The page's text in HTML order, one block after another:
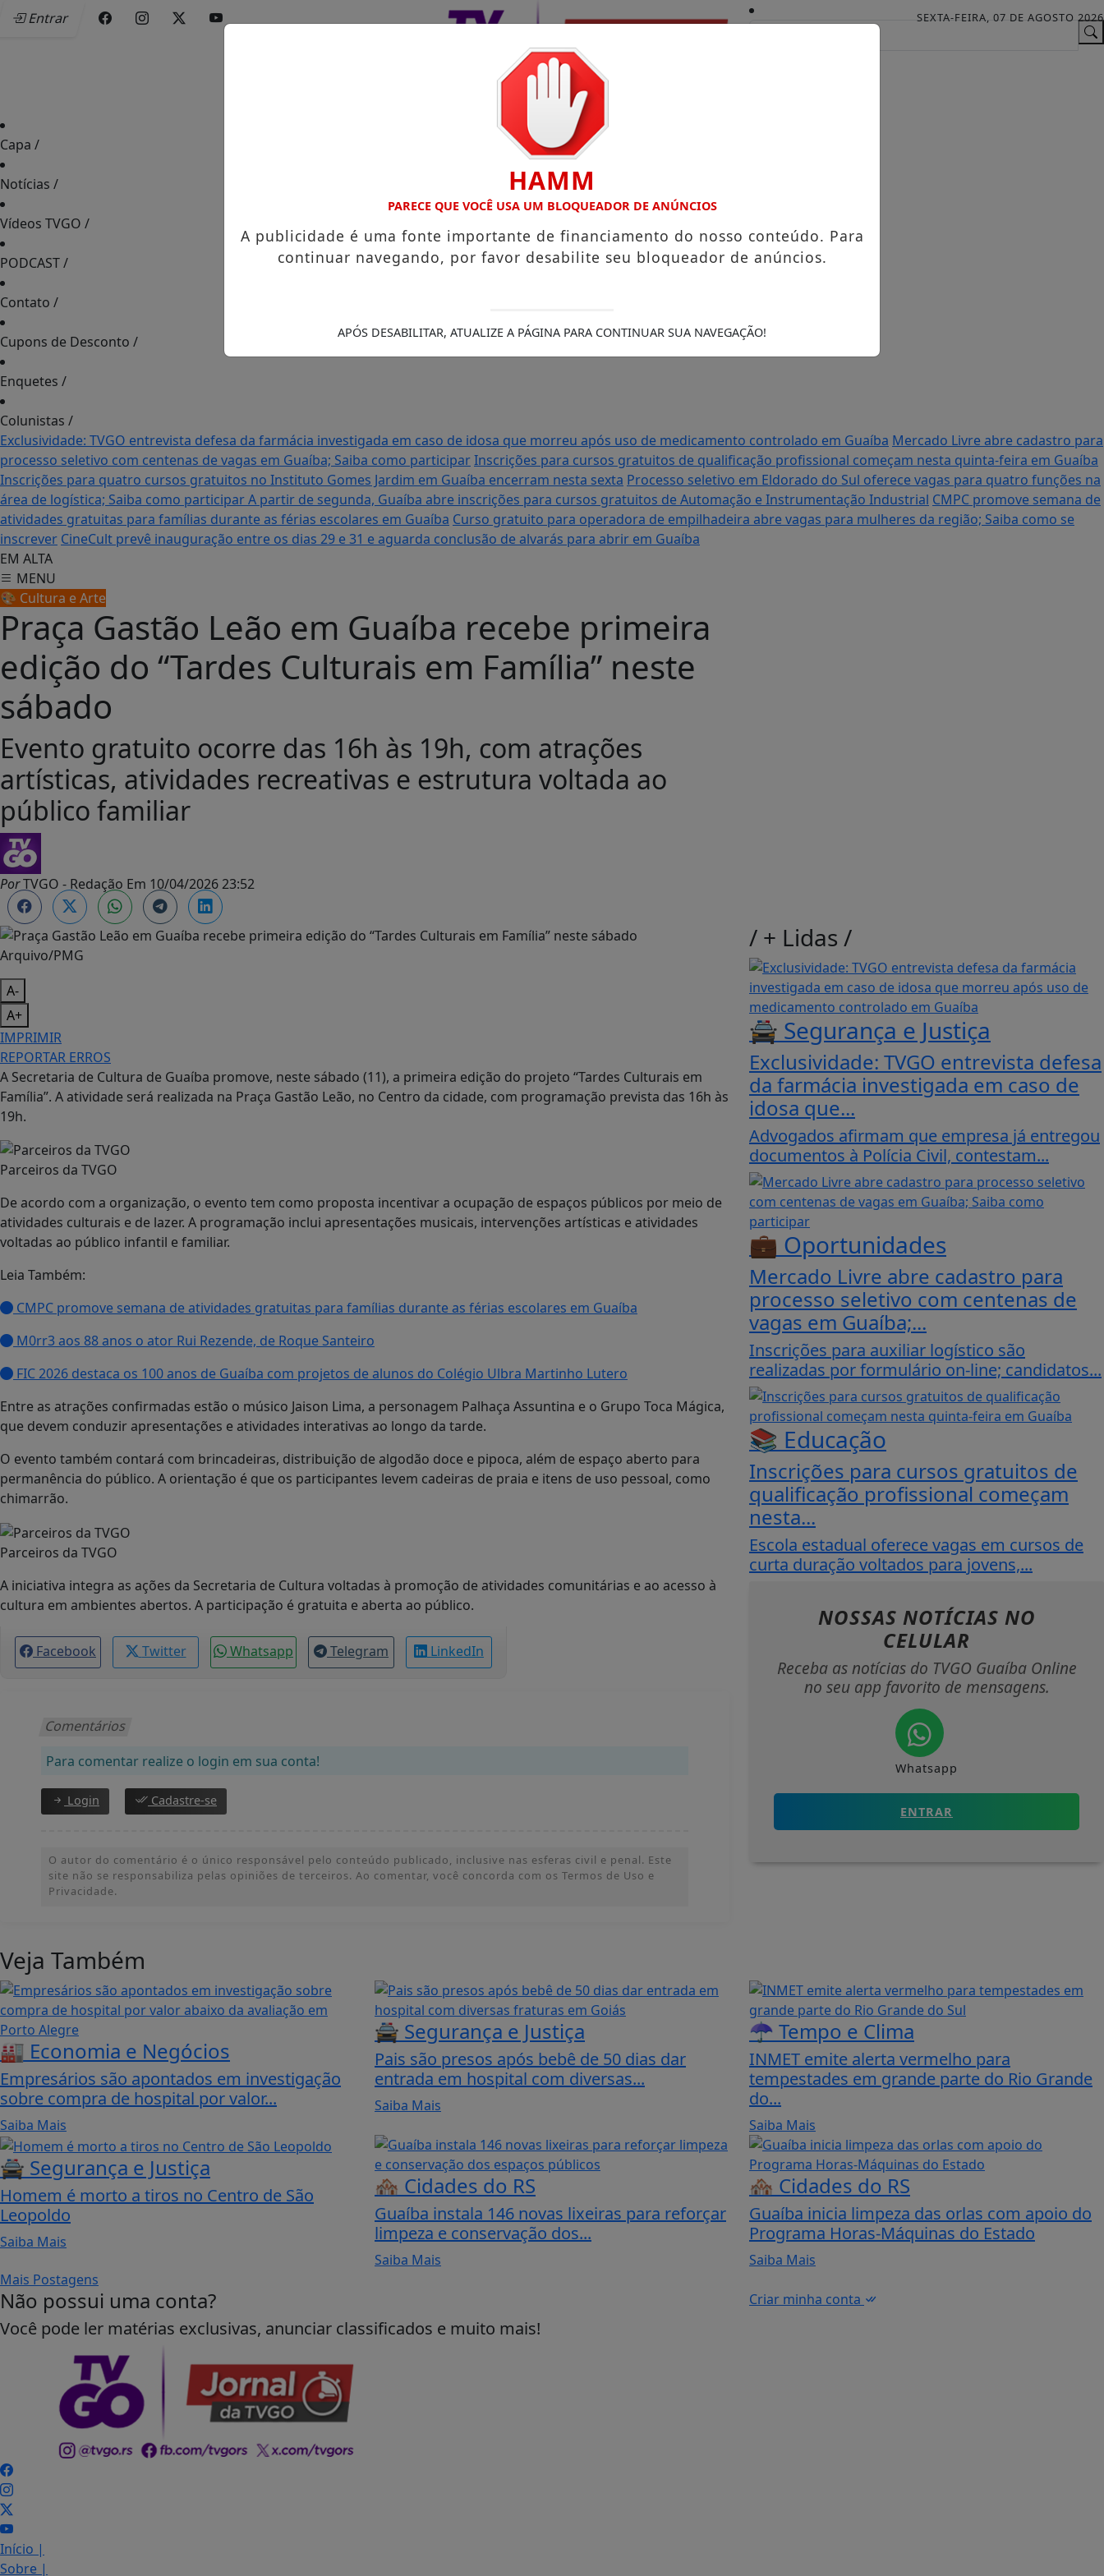
Entrar SEXTA-FEIRA, 07 DE AGOSTO 2026
Capa /
Notícias /
Vídeos TVGO /
PODCAST/
Contato /
Cupons de Desconto /
Enquetes /
Colunistas /
Exclusividade: TVGO entrevista defesa da farmácia investigada em caso de idosa que morreu após uso de medicamento controlado em Guaíba Mercado Livre abre cadastro para
processo seletivo com centenas de vagas em Guaíba; Saiba como participarInscrições para cursos gratuitos de qualificação profissional começam nesta quinta-feira em Guaíba
Inscrições para quatro cursos gratuitos no Instituto Gomes Jardim em Guaíba encerram nesta sexta Processo seletivo em Eldorado do Sul oferece vagas para quatro funções na
área de logística; Saiba como participarA partir de segunda, Guaíba abre inscrições para cursos gratuitos de Automação e Instrumentação Industrial CMPC promove semana de
atividades gratuitas para famílias durante as férias escolares em Guaíba Curso gratuito para operadora de empilhadeira abre vagas para mulheres da região; Saiba como se
inscrever CineCult prevê inauguração entre os dias 29 e 31 e aguarda conclusão de alvarás para abrir em Guaíba
EM ALTA
MENU
🎨 Cultura e Arte
Praça Gastão Leão em Guaíba recebe primeira
edição do “Tardes Culturais em Família” neste
sábado
Evento gratuito ocorre das 16h às 19h, com atrações
artísticas, atividades recreativas e estrutura voltada ao
público familiar
PorTVGO - Redação Em 10/04/2026 23:52
Arquivo/PMG
A-
A+
IMPRIMIR
REPORTAR ERROS
A Secretaria de Cultura de Guaíba promove, neste sábado (11), a primeira edição do projeto “Tardes Culturais em
Família”. A atividade será realizada na Praça Gastão Leão, no Centro da cidade, com programação prevista das 16h às
19h.
Parceiros da TVGO
De acordo com a organização, o evento tem como proposta incentivar a ocupação de espaços públicos por meio de
atividades culturais e de lazer. A programação inclui apresentações musicais, intervenções artísticas e atividades
voltadas ao público infantil e familiar.
Leia Também:
CMPC promove semana de atividades gratuitas para famílias durante as férias escolares em Guaíba
M0rr3 aos 88 anos o ator Rui Rezende, de Roque Santeiro
FIC 2026 destaca os 100 anos de Guaíba com projetos de alunos do Colégio Ulbra Martinho Lutero
Entre as atrações confirmadas estão o músico Jaison Lima, a personagem Palhaça Assuntina e o Grupo Toca Mágica,
que devem conduzir apresentações e atividades interativas ao longo da tarde.
O evento também contará com brincadeiras, distribuição de algodão doce e pipoca, além de espaço aberto para
permanência do público. A orientação é que os participantes levem cadeiras de praia e itens de uso pessoal, como
chimarrão.
Parceiros da TVGO
A iniciativa integra as ações da Secretaria de Cultura voltadas à promoção de atividades comunitárias e ao acesso à
cultura em ambientes abertos. A participação é gratuita e aberta ao público.
Facebook Twitter Whatsapp Telegram LinkedIn
Comentários
Para comentar realize o login em sua conta!
Login Cadastre-se
O autor do comentário é o único responsável pelo conteúdo publicado, inclusive nas esferas civil e penal. Este
site não se responsabiliza pelas opiniões de terceiros. Ao comentar, você concorda com os Termos de Uso e
Privacidade.
/ + Lidas /
🚔 Segurança e Justiça
Exclusividade: TVGO entrevista defesa
da farmácia investigada em caso de
idosa que...
Advogados afirmam que empresa já entregou
documentos à Polícia Civil, contestam...
💼 Oportunidades
Mercado Livre abre cadastro para
processo seletivo com centenas de
vagas em Guaíba;...
Inscrições para auxiliar logístico são
realizadas por formulário on-line; candidatos...
📚 Educação
Inscrições para cursos gratuitos de
qualificação profissional começam
nesta...
Escola estadual oferece vagas em cursos de
curta duração voltados para jovens,...
NOSSAS NOTÍCIAS NO
CELULAR
Receba as notícias do TVGO Guaíba Online
no seu app favorito de mensagens.
Whatsapp
ENTRAR
Veja Também
🏭 Economia e Negócios
Empresários são apontados em investigação
sobre compra de hospital por valor...
Saiba Mais
🚔 Segurança e Justiça
Pais são presos após bebê de 50 dias dar
entrada em hospital com diversas...
Saiba Mais
☂️ Tempo e Clima
INMET emite alerta vermelho para
tempestades em grande parte do Rio Grande
do...
Saiba Mais
🚔 Segurança e Justiça
Homem é morto a tiros no Centro de São
Leopoldo
Saiba Mais
🏘️ Cidades do RS
Guaíba instala 146 novas lixeiras para reforçar
limpeza e conservação dos...
Saiba Mais
🏘️ Cidades do RS
Guaíba inicia limpeza das orlas com apoio do
Programa Horas-Máquinas do Estado
Saiba Mais
Mais Postagens
Não possui uma conta?
Você pode ler matérias exclusivas, anunciar classificados e muito mais!
Criar minha conta
Início |
Sobre |
HAMM
PARECE QUE VOCÊ USA UM BLOQUEADOR DE ANÚNCIOS
A publicidade é uma fonte importante de financiamento do nosso conteúdo. Para
continuar navegando, por favor desabilite seu bloqueador de anúncios.
APÓS DESABILITAR, ATUALIZE A PÁGINA PARA CONTINUAR SUA NAVEGAÇÃO!